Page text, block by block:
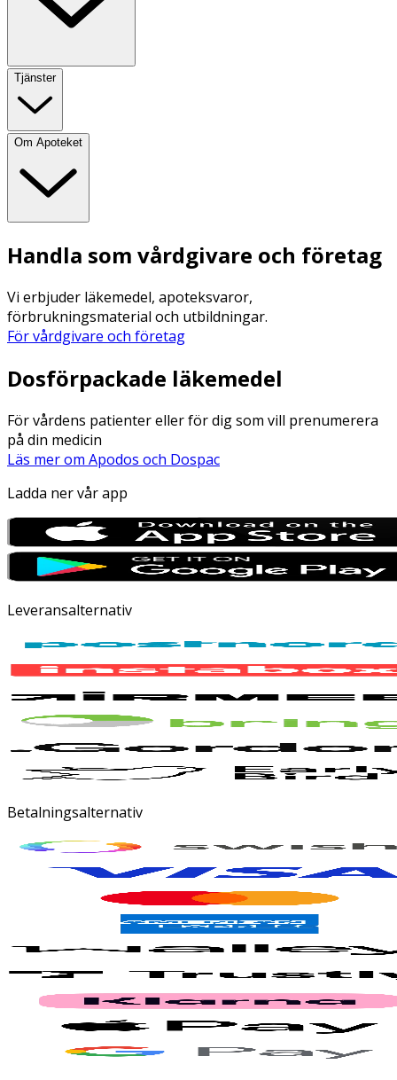
Tjänster
Om Apoteket
Handla som vårdgivare och företag
Vi erbjuder läkemedel, apoteksvaror,
förbrukningsmaterial och utbildningar.
För vårdgivare och företag
Dosförpackade läkemedel
För vårdens patienter eller för dig som vill prenumerera
på din medicin
Läs mer om Apodos och Dospac
Ladda ner vår app
Leveransalternativ
Betalningsalternativ